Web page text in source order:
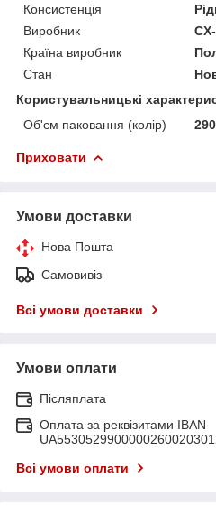
Консистенція
Виробник
Країна виробник
Стан
Користувальницькі
Об'єм паковання (колір)
Приховати
Умови доставки
Нова Пошта
Самовивіз
Всі умови доставки
Умови оплати
Післяплата
Оплата за реквізитами IBAN
Всі умови оплати